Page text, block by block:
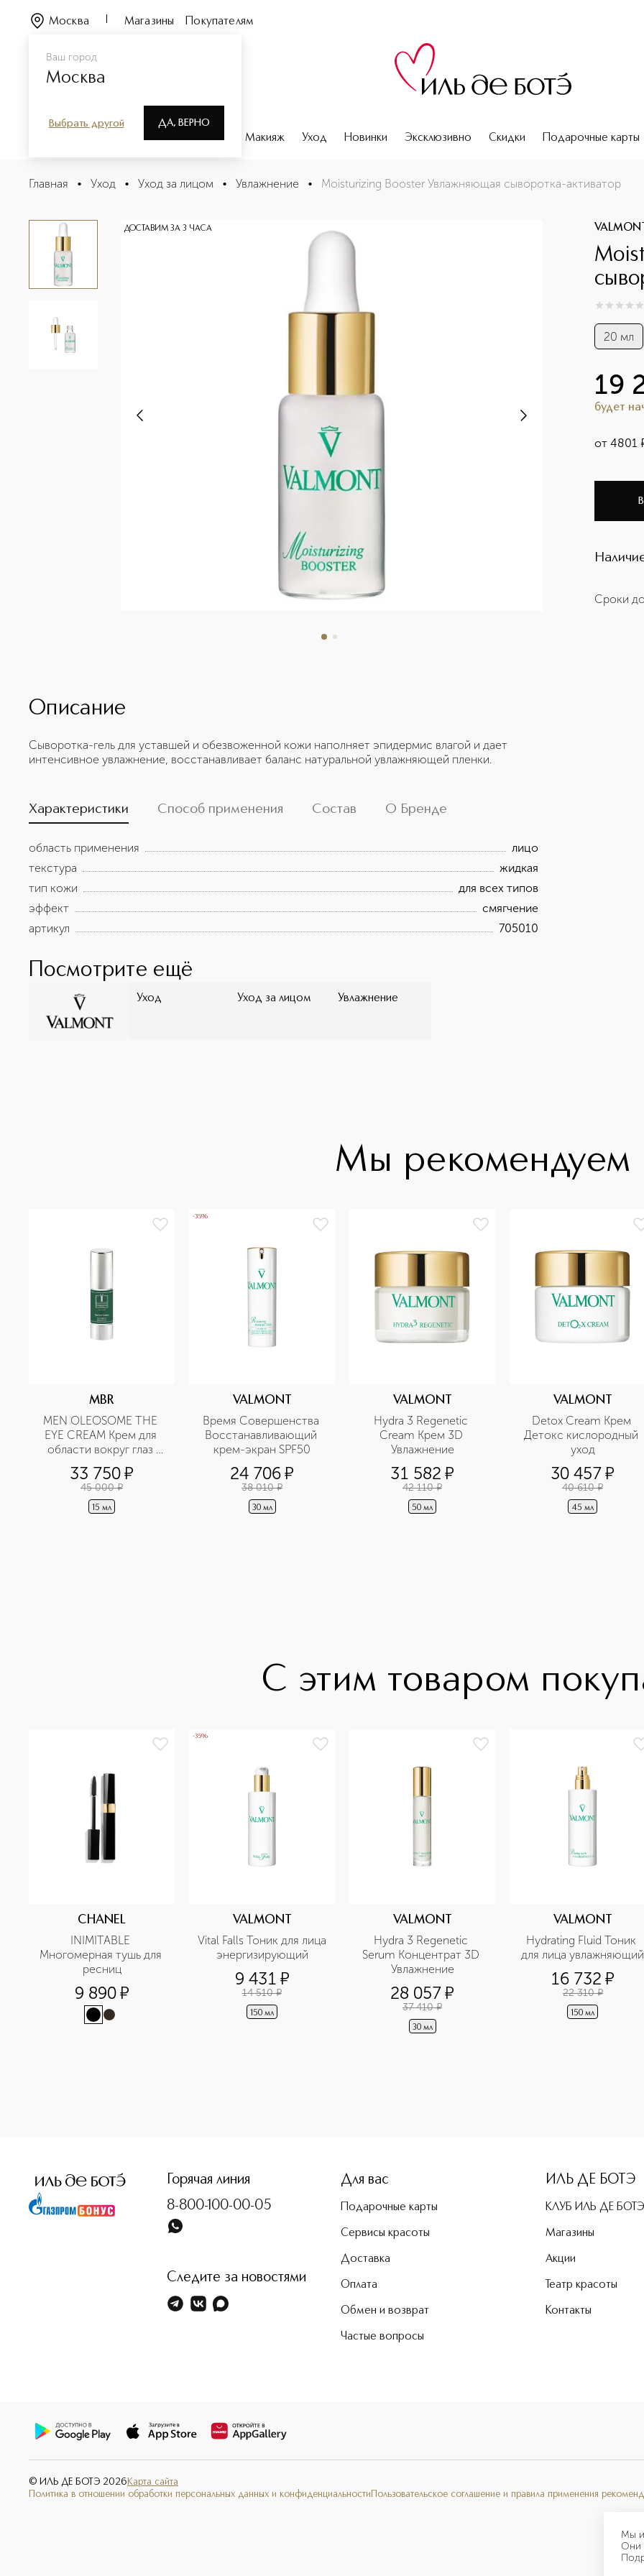
Мы
Они
Ваш город
Москва
Выбрать другой ДА, ВЕРНО
Москва Магазины Покупателям
Парфюмерия Макияж Уход Новинки Эксклюзивно Скидки Подарочные карты
Moisturizing Booster Увлажняющая сыворотка-активатор
Описание
Главная • Уход • Уход за лицом • Увлажнение • Moisturizing Booster Увлажняющая сыворотка-активатор
ДОСТАВИМ ЗА 3 ЧАСА
0из 0
20 мл
19
будет
от4801
Сроки
Описание
Сыворотка-гель для уставшей и обезвоженной кожи наполняет эпидермис влагой и дает
интенсивное увлажнение, восстанавливает баланс натуральной увлажняющей пленки.
Характеристики Способ применения Состав О Бренде
область применения
лицо
текстура
жидкая
тип кожи
для всех типов
эффект
смягчение
артикул
705010
Посмотрите ещё
Уход Уход за лицом Увлажнение
Мы рекомендуем
MBR
MEN OLEOSOME THE
EYE CREAM Крем для
области вокруг глаз
разглаживающий
33 750¤
45 000 ¤
15 мл
-35%
VALMONT
Время Совершенства
Восстанавливающий
крем-экран SPF50
24 706¤
38 010 ¤
30 мл
VALMONT
Hydra 3 Regenetic
Cream Крем 3D
Увлажнение
31 582 ¤
42 110 ¤
50 мл
VALMONT
Detoх Cream Крем
Детокс кислородный
уход
30 457¤
40 610 ¤
45 мл
С этим товаром
CHANEL
INIMITABLE
Многомерная тушь для
ресниц
9 890¤
-35%
VALMONT
Vital Falls Тоник для лица
энергизирующий
9 431 ¤
14 510 ¤
150 мл
VALMONT
Hydra 3 Regenetic
Serum Концентрат 3D
Увлажнение
28 057¤
37 410 ¤
30 мл
VALMONT
Hydrating Fluid Тоник
для лица увлажняющий
16 732 ¤
22 310 ¤
150 мл
Горячая линия
8-800-100-00-05
Следите за новостями
Для вас
Подарочные карты
Сервисы красоты
Доставка
Оплата
Обмен и возврат
Частые вопросы
ИЛЬ ДЕ БОТЭ
КЛУБ ИЛЬ ДЕ БОТЭ
Магазины
Акции
Театр красоты
Контакты
© ИЛЬ ДЕ БОТЭ 2026 Карта сайта
Политика в отношении обработки персональных данных и конфиденциальности Пользовательское соглашение и правила применения